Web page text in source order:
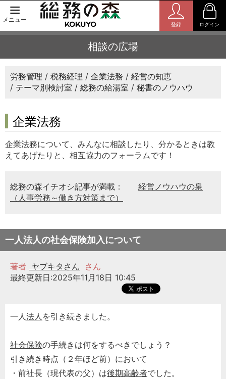
メニュー
登録 ログイン
相談の広場
労務管理 税務経理 企業法務
経営の知恵
テーマ別検討室
総務の給湯室 秘書のノウハウ
企業法務
企業法務について、みんなに相談したり、分かるときは教
えてあげたりと、相互協力のフォーラムです！
総務の森イチオシ記事が満載：
経営ノウハウの泉
（人事労務～働き方対策まで）
一人法人の社会保険加入について
著者 ヤブキタさん
さん
最終更新日:2025年11月18日 10:45
一人法人 を引き続きました。
社会保険の手続きは何をするべきでしょう？
引き続き時点（２年ほど前）において
・前社長（現代表の父）は後期高齢者でした。